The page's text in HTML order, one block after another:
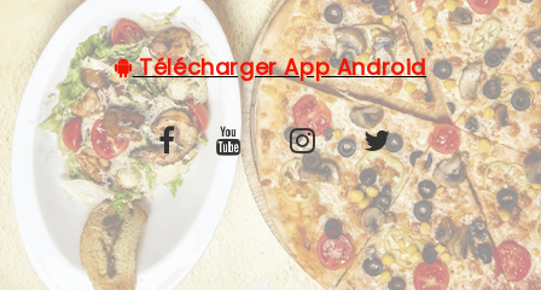
Télécharger App Android